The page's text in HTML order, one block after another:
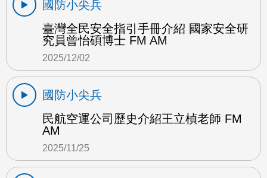
國防小尖兵
臺灣全民安全指引手冊介紹 國家安全研
究員曾怡碩博士 FM AM
2025/12/02
國防小尖兵
民航空運公司歷史介紹王立楨老師 FM
AM
2025/11/25